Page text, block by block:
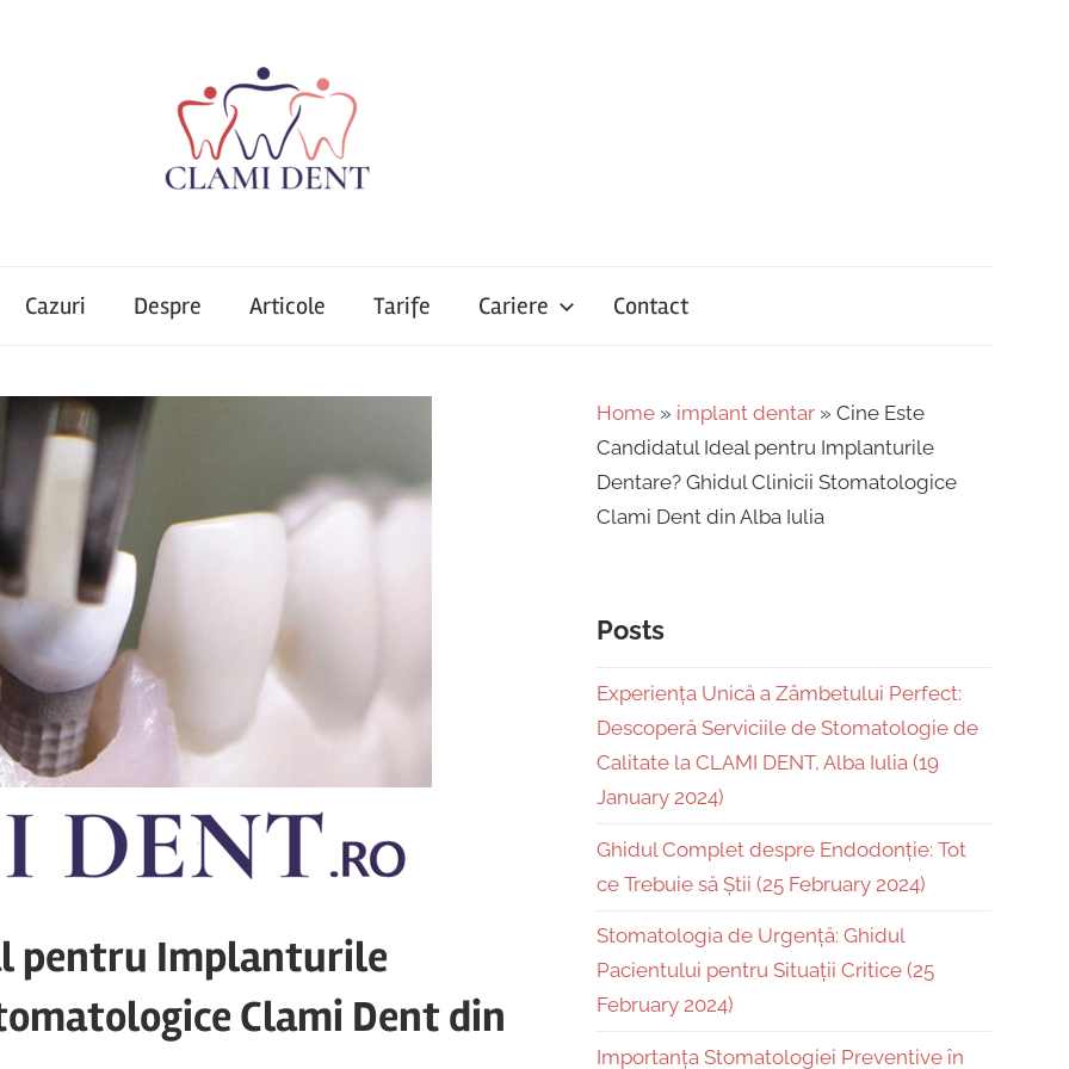
Cazuri Despre Articole Tarife Cariere Contact
pentru Implanturile
Clami Dent din
Home » implant dentar » Cine Este
Candidatul Ideal pentru Implanturile
Dentare? Ghidul Clinicii Stomatologice
Clami Dent din Alba Iulia
Posts
Experiența Unică a Zâmbetului Perfect:
Descoperă Serviciile de Stomatologie de
Calitate la CLAMI DENT, Alba Iulia (19
January 2024)
Ghidul Complet despre Endodonție: Tot
ce Trebuie să Știi (25 February 2024)
Stomatologia de Urgență: Ghidul
Pacientului pentru Situații Critice (25
February 2024)
Importanța Stomatologiei Preventive în